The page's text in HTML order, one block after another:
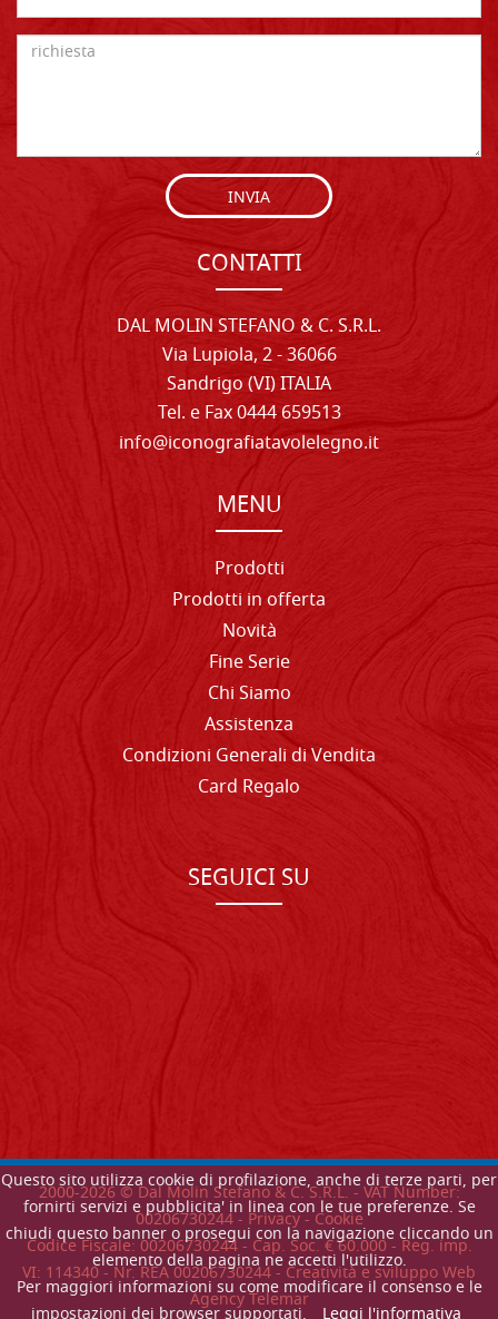
Questo sito utilizza cookie di profilazione, anche di terze parti, per
fornirti servizi e pubblicita' in linea con le tue preferenze. Se
chiudi questo banner o prosegui con la navigazione cliccando un
elemento della pagina ne accetti l'utilizzo.
Per maggiori informazioni su come modificare il consenso e le
INVIA
CONTATTI
DAL MOLIN STEFANO & C. S.R.L.
Via Lupiola, 2 - 36066
Sandrigo (VI) ITALIA
Tel. e Fax 0444 659513
info@iconografiatavolelegno.it
MENU
Prodotti
Prodotti in offerta
Novità
Fine Serie
Chi Siamo
Assistenza
Condizioni Generali di Vendita
Card Regalo
SEGUICI SU
2000-2026© Dal Molin Stefano & C. S.R.L. - VAT Number:
00206730244 - Privacy-Cookie
Codice Fiscale: 00206730244 - Cap. Soc. € 60.000 - Reg. imp.
VI: 114340 - Nr. REA 00206730244 - Creatività e sviluppo Web
Agency Telemar